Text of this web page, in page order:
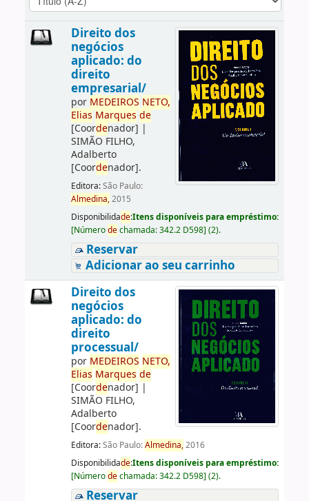
Direito dos
negócios
aplicado: do
direito
empresarial/
por MEDEIROS NETO,
Elias Marques de
[Coordenador] |
SIMÃO FILHO,
Adalberto
[Coordenador].
Editora:São Paulo:
Almedina,2015
Disponibilidade:Itens disponíveis para empréstimo:
[Númerodechamada:342.2 D598] (2).
Reservar
Adicionar ao seu carrinho
Direito dos
negócios
aplicado: do
direito
processual/
por MEDEIROS NETO,
Elias Marques de
[Coordenador] |
SIMÃO FILHO,
Adalberto
[Coordenador].
Editora:São Paulo:Almedina,2016
Disponibilidade:Itens disponíveis para empréstimo:
[Númerodechamada:342.2 D598] (2).
Reservar